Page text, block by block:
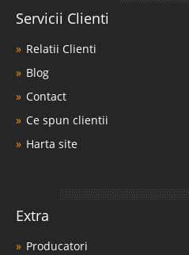
Servicii Clienti
Relatii Clienti
Blog
Contact
Ce spun clientii
Harta site
Extra
Producatori